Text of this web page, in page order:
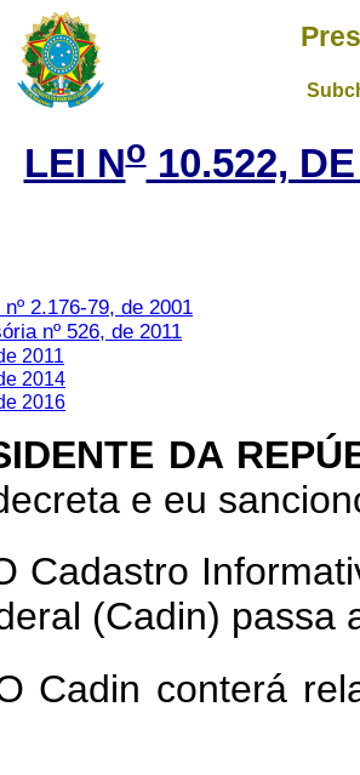
LEI No10.522,
2.176-79, de 2001
nº 526, de 2011
2011
2014
2016
DA
e eu
Cadastro
(Cadin) passa
Cadin conterá